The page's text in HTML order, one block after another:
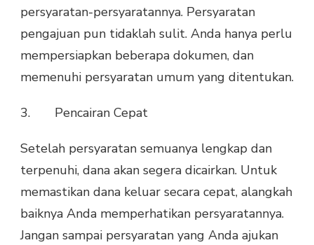
persyaratan-persyaratannya. Persyaratan
pengajuan pun tidaklah sulit. Anda hanya perlu
mempersiapkan beberapa dokumen, dan
memenuhi persyaratan umum yang ditentukan.
3. Pencairan Cepat
Setelah persyaratan semuanya lengkap dan
terpenuhi, dana akan segera dicairkan. Untuk
memastikan dana keluar secara cepat, alangkah
baiknya Anda memperhatikan persyaratannya.
Jangan sampai persyaratan yang Anda ajukan